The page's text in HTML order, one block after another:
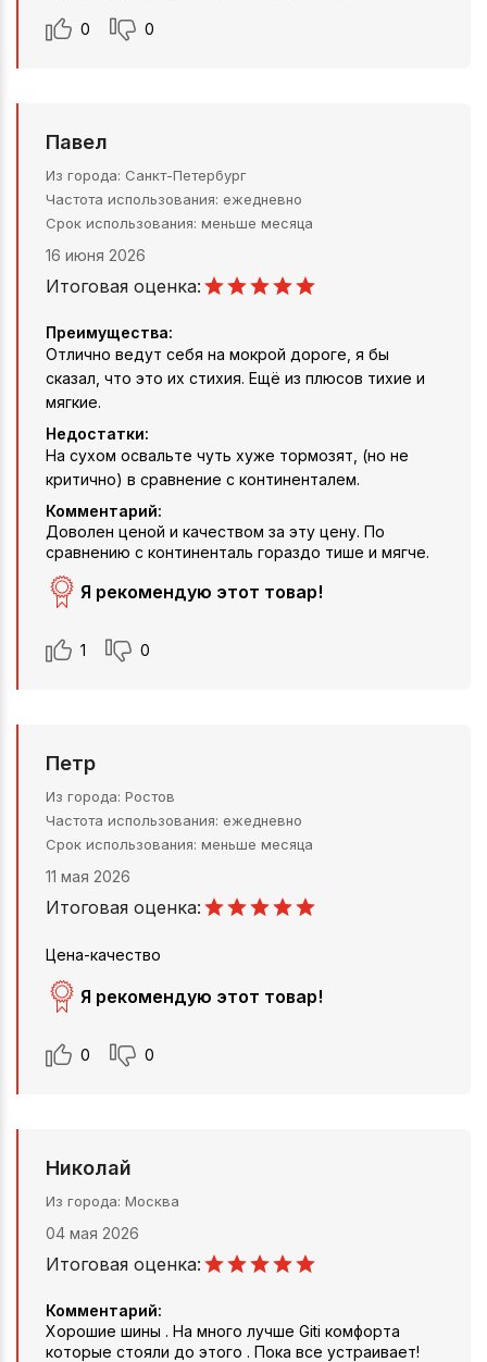
0 0
Павел
Из города Санкт-Петербург
Частота использования ежедневно
Срок использования меньше месяца
16 июня 2026
Итоговая оценка:
Преимущества:
Отлично ведут себя на мокрой дороге, я бы
сказал, что это их стихия. Ещё из плюсов тихие и
мягкие.
Недостатки:
На сухом освальте чуть хуже тормозят, (но не
критично) в сравнение с континенталем.
Комментарий:
Доволен ценой и качеством за эту цену. По
сравнению с континенталь гораздо тише и мягче.
Я рекомендую этот товар!
1 0
Петр
Из города Ростов
Частота использования ежедневно
Срок использования меньше месяца
11 мая 2026
Итоговая оценка:
Цена-качество
Я рекомендую этот товар!
0 0
Николай
Из города Москва
04 мая 2026
Итоговая оценка:
Комментарий:
Хорошие шины . На много лучше Giti комфорта
которые стояли до этого . Пока все устраивает!